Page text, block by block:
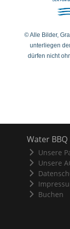
© Alle Bilder,
unterliegen
dürfen nicht
Water
Unsere
Unsere
Buchen